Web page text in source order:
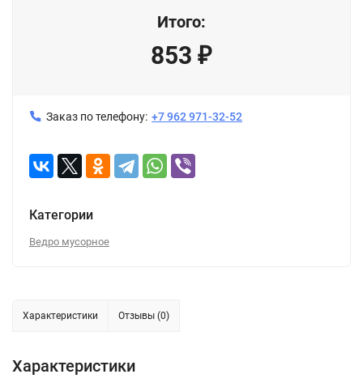
Итого:
853 ₽
Заказ по телефону: +7 962 971-32-52
Категории
Ведро мусорное
Характеристики Отзывы (0)
Характеристики